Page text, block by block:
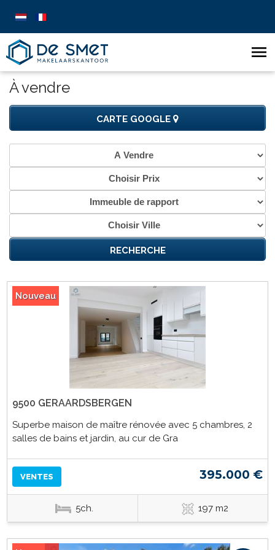
À vendre
CARTE GOOGLE
Nouveau
9500 GERAARDSBERGEN
Superbe maison de maître rénovée avec 5 chambres, 2
salles de bains et jardin, au cur de Gra
VENTES 395.000 €
5ch. 197 m2